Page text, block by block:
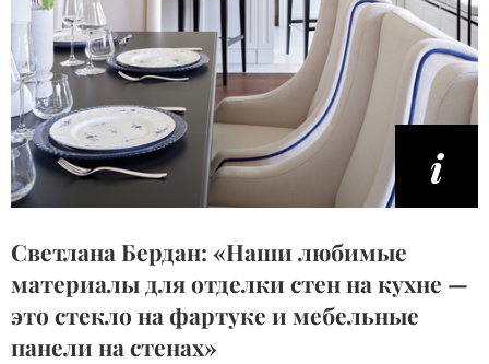
Светлана Бердан: «Наши любимые
материалы для отделки стен на кухне —
это стекло на фартуке и мебельные
панели на стенах»